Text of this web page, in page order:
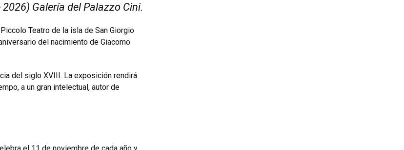
Galería del Palazzo Cini.
Teatro de la isla de San Giorgio
del nacimiento de Giacomo
del siglo XVIII. La exposición rendirá
a un gran intelectual, autor de